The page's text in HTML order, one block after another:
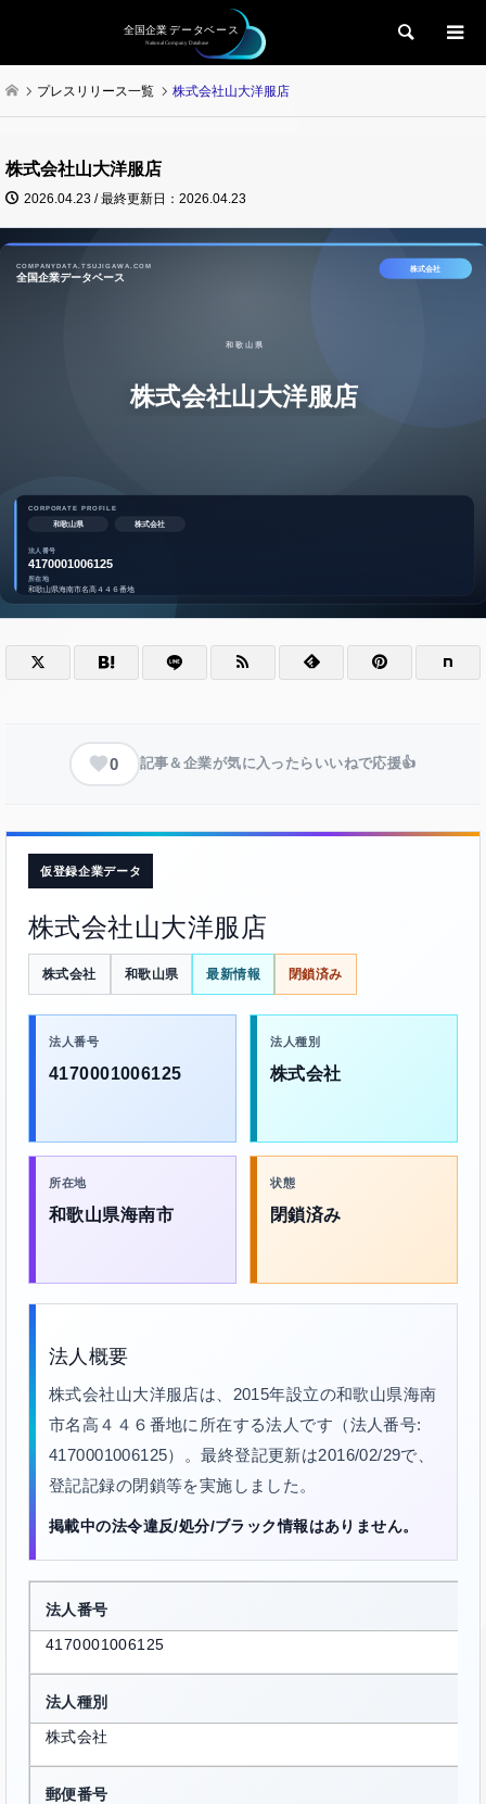
検索
プレスリリース一覧 株式会社山大洋服店
株式会社山大洋服店
2026.04.23 / 最終更新日：2026.04.23
0 記事＆企業が気に入ったらいいねで応援👍
仮登録企業データ
株式会社山大洋服店
株式会社 和歌山県 最新情報 閉鎖済み
法人番号
4170001006125
法人種別
株式会社
所在地
和歌山県海南市
状態
閉鎖済み
法人概要
株式会社山大洋服店は、2015年設立の和歌山県海南
市名高４４６番地に所在する法人です（法人番号:
4170001006125）。最終登記更新は2016/02/29で、
登記記録の閉鎖等を実施しました。
掲載中の法令違反/処分/ブラック情報はありません。
法人番号
4170001006125
法人種別
株式会社
郵便番号